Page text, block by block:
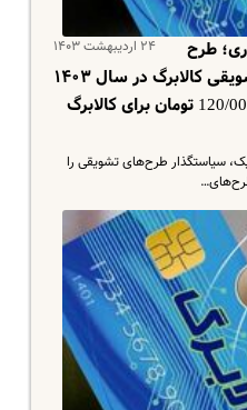
۲۴ اردیبهشت ۱۴۰۳
طرح
تشویقی کالابرگ در سال ۱۴۰۳
ادامه پیدا می کند؟ | واریز نفری 120/000 تومان برای کالابرگ
سیاستگذار طرح‌های تشویقی را